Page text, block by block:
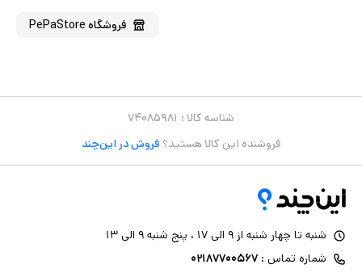
فروشگاه PePaStore
شناسه کالا : ۷۴۰۸۵۹۸۱
فروشنده این کالا هستید؟ فروش در این‌چند
شنبه تا چهار شنبه از ۹ الی ۱۷ ، پنج شنبه ۹ الی ۱۳
شماره تماس : ۰۲۱۸۷۷۰۰۵۶۷